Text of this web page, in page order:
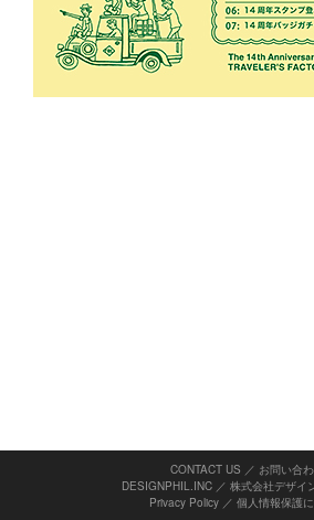
CONTACT US ／ お問い合
DESIGNPHIL.INC ／ 株式会社デザイ
Privacy Policy／ 個人情報保護